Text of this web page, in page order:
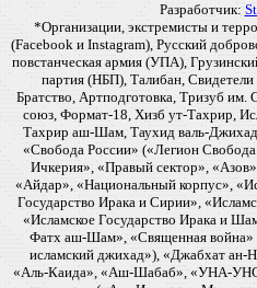
Разработчик:
*Организации, экстремисты и
(Facebook и Instagram), Русский
повстанческая армия (УПА),
партия (НБП), Талибан,
Братство, Артподготовка, Тризуб
союз, Формат-18, Хизб ут-Тахрир,
Тахрир аш-Шам, Таухид валь-
«Свобода России» («Легион
Ичкерия», «Правый сектор»,
«Айдар», «Национальный корпус»,
Государство Ирака и Сирии»,
«Исламское Государство Ирака и
Фатх аш-Шам», «Священная война»
исламский джихад»), «Джабхат
«Аль-Каида», «Аш-Шабаб», «УНА-